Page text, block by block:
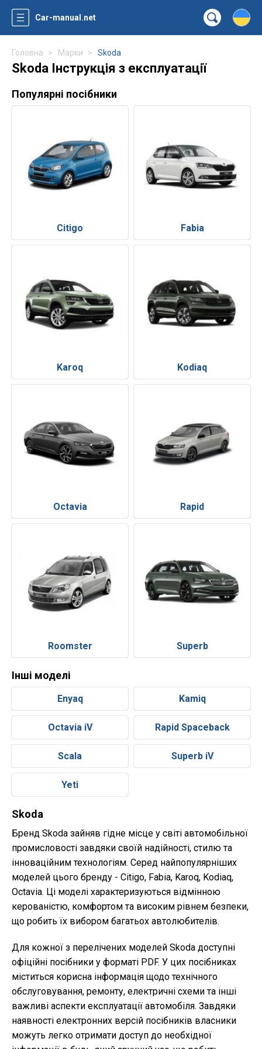
Car-manual.net
Головна Марки Skoda
Skoda Інструкція з експлуатації
Популярні посібники
Citigo Fabia
Karoq Kodiaq
Octavia Rapid
Roomster Superb
Інші моделі
Enyaq Kamiq
Octavia iV Rapid Spaceback
Scala Superb iV
Yeti
Skoda
Бренд Skoda зайняв гідне місце у світі автомобільної
промисловості завдяки своїй надійності, стилю та
інноваційним технологіям. Серед найпопулярніших
моделей цього бренду - Citigo, Fabia, Karoq, Kodiaq,
Octavia. Ці моделі характеризуються відмінною
керованістю, комфортом та високим рівнем безпеки,
що робить їх вибором багатьох автолюбителів.
Для кожної з перелічених моделей Skoda доступні
офіційні посібники у форматі PDF. У цих посібниках
міститься корисна інформація щодо технічного
обслуговування, ремонту, електричні схеми та інші
важливі аспекти експлуатації автомобіля. Завдяки
наявності електронних версій посібників власники
можуть легко отримати доступ до необхідної